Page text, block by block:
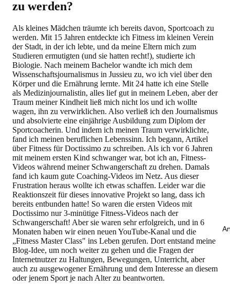
zu werden?
Als kleines Mädchen träumte ich bereits davon, Sportcoach zu
werden. Mit 15 Jahren entdeckte ich Fitness im kleinen Verein
der Stadt, in der ich lebte, und da meine Eltern mich zum
Studieren ermutigten (und sie hatten recht!), studierte ich
Biologie. Nach meinem Bachelor wandte ich mich dem
Wissenschaftsjournalismus in Jussieu zu, wo ich viel über den
Körper und die Ernährung lernte. Mit 24 hatte ich eine Stelle
als Medizinjournalistin, alles lief gut in meinem Leben, aber der
Traum meiner Kindheit ließ mich nicht los und ich wollte
wagen, ihn zu verwirklichen. Also verließ ich den Journalismus
und absolvierte eine einjährige Ausbildung zum Diplom der
Sportcoacherin. Und indem ich meinen Traum verwirklichte,
fand ich meinen beruflichen Lebenssinn. Ich begann, Artikel
über Fitness für Doctissimo zu schreiben. Als ich vor 6 Jahren
mit meinem ersten Kind schwanger war, bot ich an, Fitness-
Videos während meiner Schwangerschaft zu drehen. Damals
fand ich kaum gute Coaching-Videos im Netz. Aus dieser
Frustration heraus wollte ich etwas schaffen. Leider war die
Reaktionszeit für dieses innovative Projekt so lang, dass ich
bereits entbunden hatte! So waren die ersten Videos mit
Doctissimo nur 3-minütige Fitness-Videos nach der
Schwangerschaft! Aber sie waren sehr erfolgreich, und in 6
Monaten haben wir einen neuen YouTube-Kanal und die
„Fitness Master Class" ins Leben gerufen. Dort entstand meine
Blog-Idee, um noch weiter zu gehen und die Fragen der
Internetnutzer zu Haltungen, Bewegungen, Unterricht, aber
auch zu ausgewogener Ernährung und dem Interesse an diesem
oder jenem Sport je nach Alter zu beantworten.